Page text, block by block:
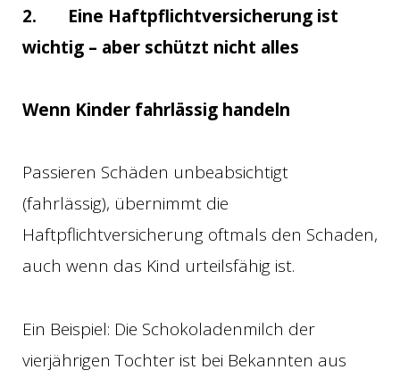
2.
Eine Haftpflichtversicherung ist
wichtig – aber schützt nicht alles
Wenn Kinder fahrlässig handeln
Passieren Schäden unbeabsichtigt
(fahrlässig), übernimmt die
Haftpflichtversicherung oftmals den Schaden,
auch wenn das Kind urteilsfähig ist.
Ein Beispiel: Die Schokoladenmilch der
vierjährigen Tochter ist bei Bekannten aus